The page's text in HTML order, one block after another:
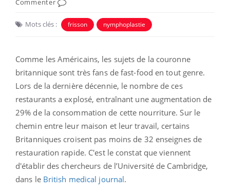
Commenter
Mots clés : frisson nymphoplastie
Comme les Américains, les sujets de la couronne
britannique sont très fans de fast-food en tout genre.
Lors de la dernière décennie, le nombre de ces
restaurants a explosé, entraînant une augmentation de
29% de la consommation de cette nourriture. Sur le
chemin entre leur maison et leur travail, certains
Britanniques croisent pas moins de 32 enseignes de
restauration rapide. C'est le constat que viennent
d'établir des chercheurs de l’Université de Cambridge,
dans le British medical journal.